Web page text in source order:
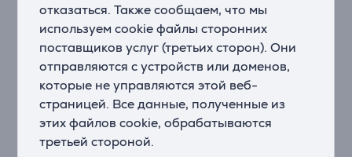
отказаться. Также сообщаем, что мы
используем cookie файлы сторонних
поставщиков услуг (третьих сторон). Они
отправляются с устройств или доменов,
которые не управляются этой веб-
страницей. Все данные, полученные из
этих файлов cookie, обрабатываются
третьей стороной.
Ваше пространство. Где бы Вы ни находились
Минималистичная, современная и компактная.
Pebble Keys 2 – это тонкая и легкая клавиатура с
поддержкой Bluetooth, которая позволит Вам легко
работать дома, в путешествиях или в своем
любимом кафе.
Совместимость с различными операционными
системами